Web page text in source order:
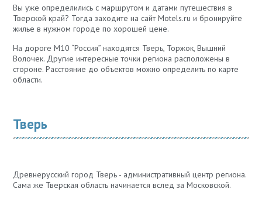
Вы уже определились с маршрутом и датами путешествия в
Тверской край? Тогда заходите на сайт Motels.ru и бронируйте
жилье в нужном городе по хорошей цене.
На дороге М10 “Россия” находятся Тверь, Торжок, Вышний
Волочек. Другие интересные точки региона расположены в
стороне. Расстояние до объектов можно определить по карте
области.
Тверь
Древнерусский город Тверь - административный центр региона.
Сама же Тверская область начинается вслед за Московской.